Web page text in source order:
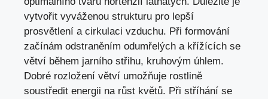
vytvořit vyváženou strukturu pro lepší
prosvětlení a cirkulaci vzduchu. Při formování
začínám odstraněním odumřelých a křížících se
větví během jarního střihu, kruhovým úhlem.
Dobré rozložení větví umožňuje rostlině
soustředit energii na růst květů. Při stříhání se